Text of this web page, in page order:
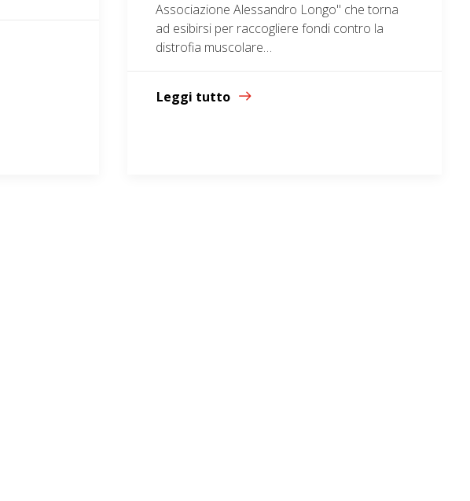
Associazione Alessandro Longo" che torna
ad esibirsi per raccogliere fondi contro la
distrofia muscolare…
Leggi tutto